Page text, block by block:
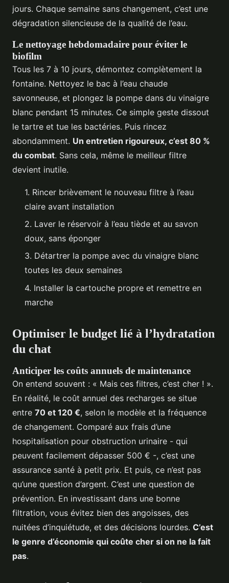
jours. Chaque semaine sans changement, c’est une
dégradation silencieuse de la qualité de l’eau.
Le nettoyage hebdomadaire pour éviter le
biofilm
Tous les 7 à 10 jours, démontez complètement la
fontaine. Nettoyez le bac à l’eau chaude
savonneuse, et plongez la pompe dans du vinaigre
blanc pendant 15 minutes. Ce simple geste dissout
le tartre et tue les bactéries. Puis rincez
abondamment. Un entretien rigoureux, c’est 80 %
du combat. Sans cela, même le meilleur filtre
devient inutile.
1. Rincer brièvement le nouveau filtre à l’eau
claire avant installation
2. Laver le réservoir à l’eau tiède et au savon
doux, sans éponger
3. Détartrer la pompe avec du vinaigre blanc
toutes les deux semaines
4. Installer la cartouche propre et remettre en
marche
Optimiser le budget lié à l’hydratation
du chat
Anticiper les coûts annuels de maintenance
On entend souvent : « Mais ces filtres, c’est cher ! ».
En réalité, le coût annuel des recharges se situe
entre 70 et 120 €, selon le modèle et la fréquence
de changement. Comparé aux frais d’une
hospitalisation pour obstruction urinaire - qui
peuvent facilement dépasser 500 € -, c’est une
assurance santé à petit prix. Et puis, ce n’est pas
qu’une question d’argent. C’est une question de
prévention. En investissant dans une bonne
filtration, vous évitez bien des angoisses, des
nuitées d’inquiétude, et des décisions lourdes. C’est
le genre d’économie qui coûte cher si on ne la fait
pas.